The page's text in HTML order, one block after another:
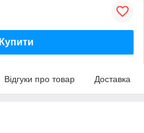
Купити
Відгуки про товар Доставка